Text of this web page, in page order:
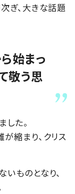
ぎ、大きな話題
始まっ
敬う思
た。
縮まり、クリス
ものとなり、